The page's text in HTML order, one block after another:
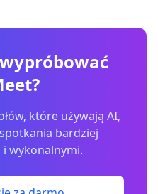
które używają AI,
bardziej
wykonalnymi.